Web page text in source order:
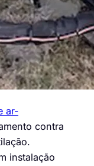
ar-
contra
instalação